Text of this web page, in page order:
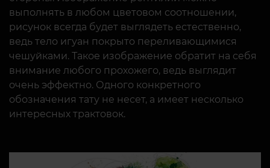
выполнять в любом цветовом соотношении,
рисунок всегда будет выглядеть естественно,
ведь тело игуан покрыто переливающимися
чешуйками. Такое изображение обратит на себя
внимание любого прохожего, ведь выглядит
очень эффектно. Одного конкретного
обозначения тату не несет, а имеет несколько
интересных трактовок.